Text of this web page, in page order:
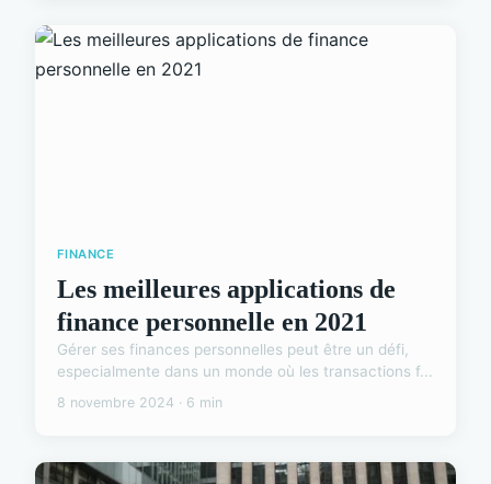
FINANCE
Les meilleures applications de
finance personnelle en 2021
Gérer ses finances personnelles peut être un défi,
especialmente dans un monde où les transactions f...
8 novembre 2024 · 6 min